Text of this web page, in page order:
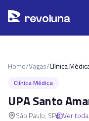
revoluna
Home/Vagas/Clínica
Clínica Médica
UPA Santo
São Paulo, SP Ver